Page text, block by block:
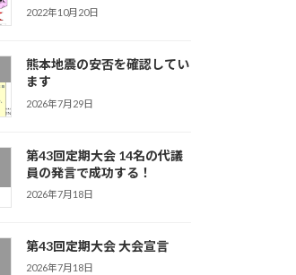
2022年10月20日
熊本地震の安否を確認してい
ます
2026年7月29日
第43回定期大会 14名の代議
員の発言で成功する！
2026年7月18日
第43回定期大会 大会宣言
2026年7月18日